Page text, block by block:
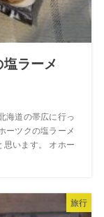
ラーメ
海道の帯広に行っ
ーツクの塩ラーメ
思います。 オホー
旅行